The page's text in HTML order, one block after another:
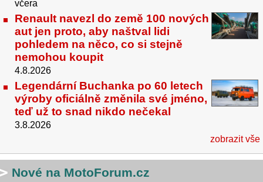
včera
Renault navezl do země 100 nových
aut jen proto, aby naštval lidi
pohledem na něco, co si stejně
nemohou koupit
4.8.2026
Legendární Buchanka po 60 letech
výroby oficiálně změnila své jméno,
teď už to snad nikdo nečekal
3.8.2026
zobrazit vše
Nové na MotoForum.cz